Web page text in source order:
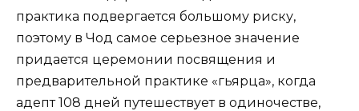
практика подвергается большому риску,
поэтому в Чод самое серьезное значение
придается церемонии посвящения и
предварительной практике «гьярца», когда
адепт 108 дней путешествует в одиночестве,